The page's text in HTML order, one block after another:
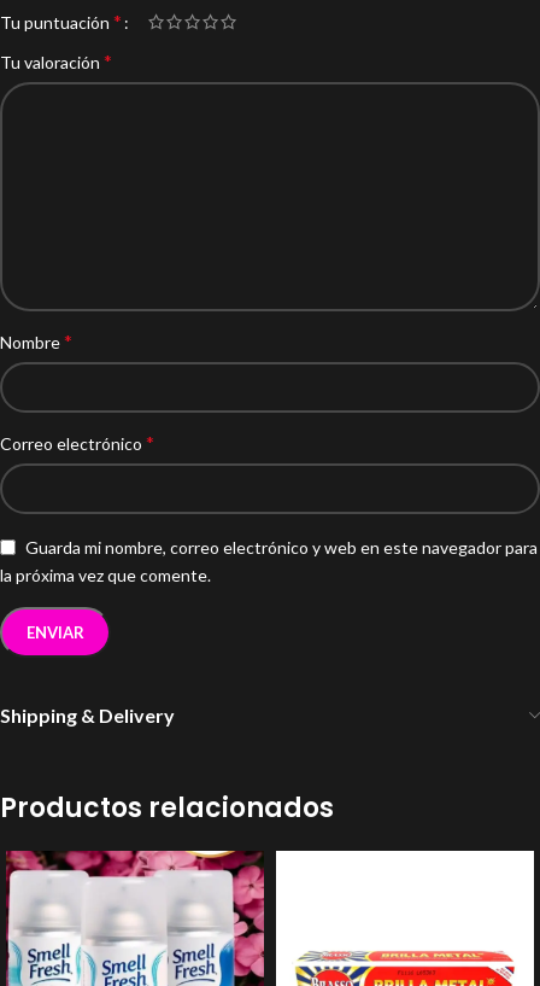
Tu puntuación *
Tu valoración *
Nombre*
Correo electrónico *
Guarda mi nombre, correo electrónico y web en este navegador para
la próxima vez que comente.
Shipping & Delivery
Productos relacionados